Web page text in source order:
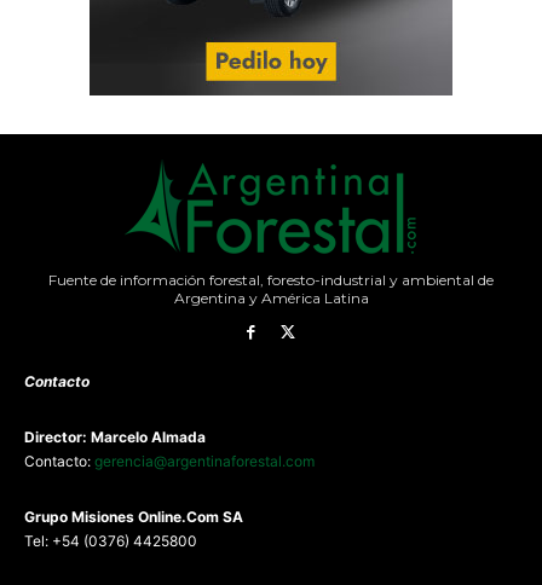
Fuente de información forestal, foresto-industrial y ambiental de
Argentina y América Latina
Contacto
Director: Marcelo Almada
Contacto: gerencia@argentinaforestal.com
Grupo Misiones Online.Com SA
Tel: +54 (0376) 4425800